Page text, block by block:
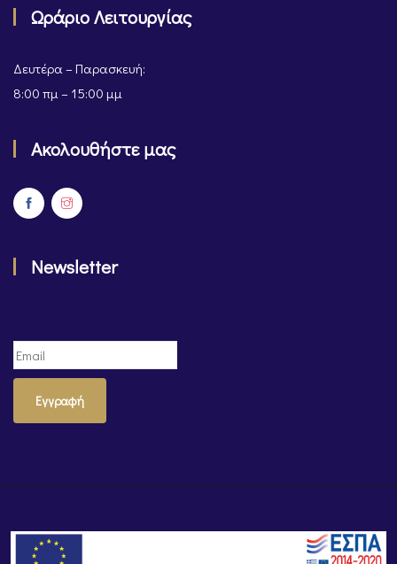
Ωράριο Λειτουργίας
Δευτέρα – Παρασκευή:
8:00 πμ – 15:00 μμ
Ακολουθήστε μας
Newsletter
Εγγραφή